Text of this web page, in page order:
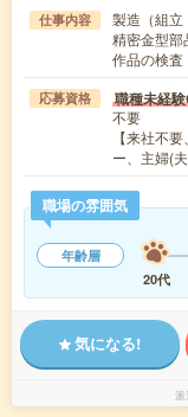
仕事内容
製造（組立
精密金型部
作品の検
応募資格 職種未経
不要
【来社不
ー、主婦(
職場の雰囲気
年齢層
20代
気になる!
派